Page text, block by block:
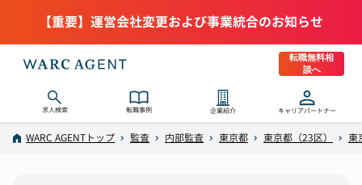
【重要】運営会社変更および事業統合のお知らせ
転職無料相
談へ
求人検索 転職事例 企業紹介 キャリアパートナー
WARC AGENTトップ 監査 内部監査 東京都 東京都（23区） 東